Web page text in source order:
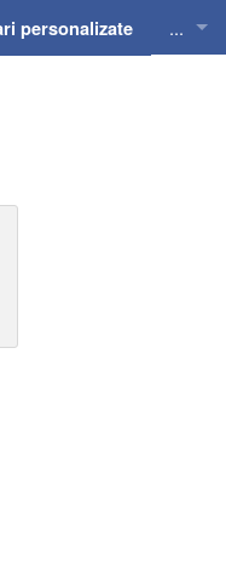
personalizate ...